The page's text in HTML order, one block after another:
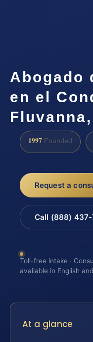
Abogado
en el
Fluvanna,
1997 Founded
Request a
Call (888)
Toll-free intake ·
available in English
At a glance